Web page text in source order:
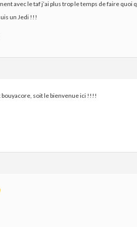
avec le taf j’ai plus trop le temps de faire
un Jedi !!!
bouyacore, soit le bienvenue ici !!!!